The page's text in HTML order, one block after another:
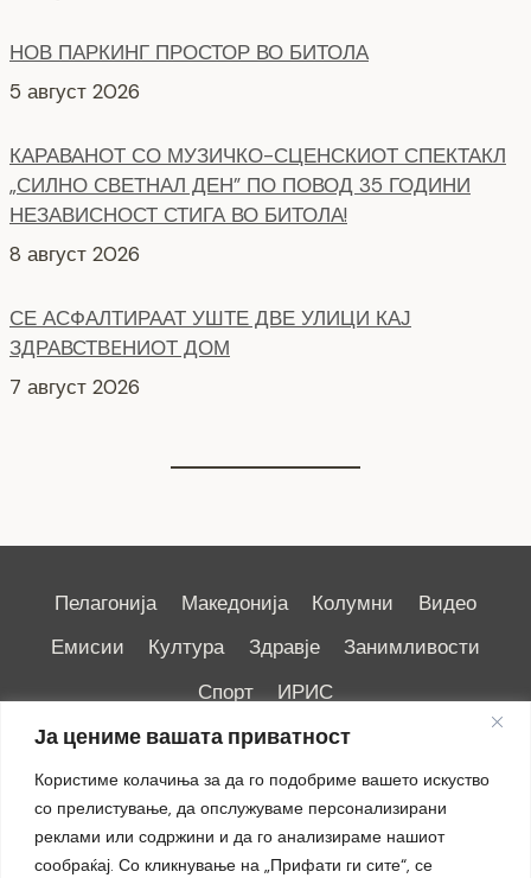
Ја цениме вашата приватност
Користиме колачиња за да го подобриме вашето искуство
со прелистување, да опслужуваме персонализирани
реклами или содржини и да го анализираме нашиот
сообраќај. Со кликнување на „Прифати ги сите“, се
НОВ ПАРКИНГ ПРОСТОР ВО БИТОЛА
5 август 2026
КАРАВАНОТ СО МУЗИЧКО-СЦЕНСКИОТ СПЕКТАКЛ
„СИЛНО СВЕТНАЛ ДЕН” ПО ПОВОД 35 ГОДИНИ
НЕЗАВИСНОСТ СТИГА ВО БИТОЛА!
8 август 2026
СЕ АСФАЛТИРААТ УШТЕ ДВЕ УЛИЦИ КАЈ
ЗДРАВСТВEНИОТ ДОМ
7 август 2026
Пелагонија Македонија Колумни
Видео
Емисии
Култура Здравје
Занимливости
Спорт
ИРИС
Импресум|Маркетинг